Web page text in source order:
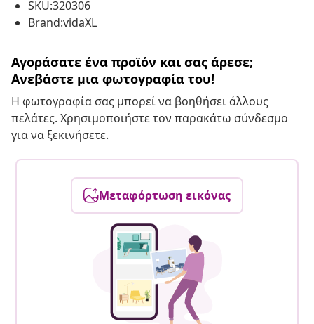
SKU:320306
Brand:vidaXL
Αγοράσατε ένα προϊόν και σας άρεσε;
Ανεβάστε μια φωτογραφία του!
Η φωτογραφία σας μπορεί να βοηθήσει άλλους
πελάτες. Χρησιμοποιήστε τον παρακάτω σύνδεσμο
για να ξεκινήσετε.
Μεταφόρτωση εικόνας